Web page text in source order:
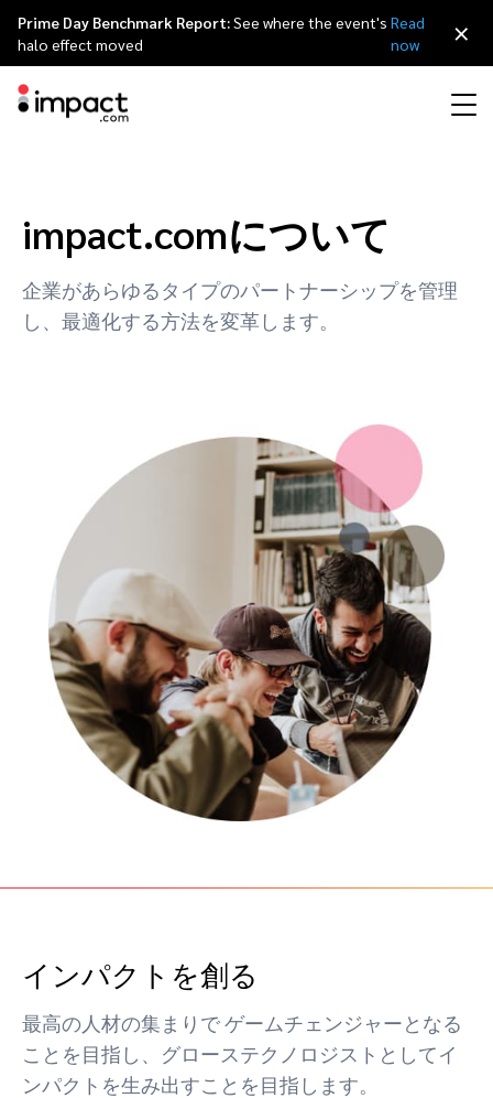
イフサイクルを管理できます。
ディスカバ 契約と支払い
トラッキング
> クリエイター
> クリエイターパートナーシップのディスカバー、マネージ、およびメ
ジャーメント
リファラルの計測、報酬またパフォーマンス管理
インフルエンサーマーケティング
顧客リファラルマーケティング
ビジネスデベロップメント
アナリティクスとアトリビューション
SaaSパートナーシップマーケティング
サービス
アフィリエイト
インフルエンサー
コンテンツパブリッシャー
プレミアムニュースとメディアパブリッシャー
エージェンシーディレクトリ
テクノロジーパートナー
リファーラルパートナー
カスタマーストーリー
パートナーシップエコノミー
パートナーシップエクスペリエンス
パートナーシップエクスペリエンスアカデミー
キャリア
プレスリリース
Italiano
Français
Prime Day Benchmark Report:See where the event's
halo effect moved
Read
now
×
impact.comについて
企業があらゆるタイプのパートナーシップを管理
し、最適化する方法を変革します。
インパクトを創る
最高の人材の集まりで ゲームチェンジャーとなる
ことを目指し、グローステクノロジストとしてイ
ンパクトを生み出すことを目指します。